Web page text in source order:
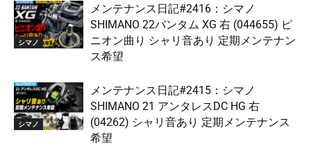
シマノ
メンテナンス日記#2416：シマノ
SHIMANO 22バンタム XG 右 (044655) ピ
ニオン曲り シャリ音あり 定期メンテナン
ス希望
シマノ
メンテナンス日記#2415：シマノ
SHIMANO 21 アンタレスDC HG 右
(04262) シャリ音あり 定期メンテナンス
希望